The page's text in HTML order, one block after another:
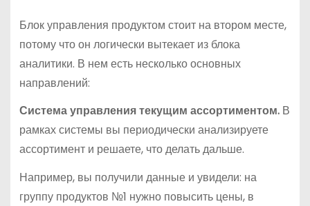
Блок управления продуктом стоит на втором месте,
потому что он логически вытекает из блока
аналитики. В нем есть несколько основных
направлений:
Система управления текущим ассортиментом.В
рамках системы вы периодически анализируете
ассортимент и решаете, что делать дальше.
Например, вы получили данные и увидели: на
группу продуктов №1 нужно повысить цены, в